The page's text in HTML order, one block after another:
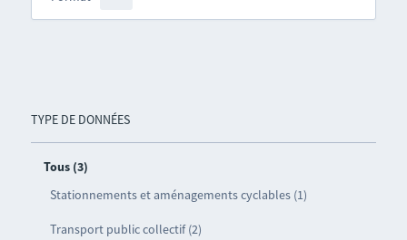
TYPE DE DONNÉES
Tous (3)
Stationnements et aménagements cyclables (1)
Transport public collectif (2)